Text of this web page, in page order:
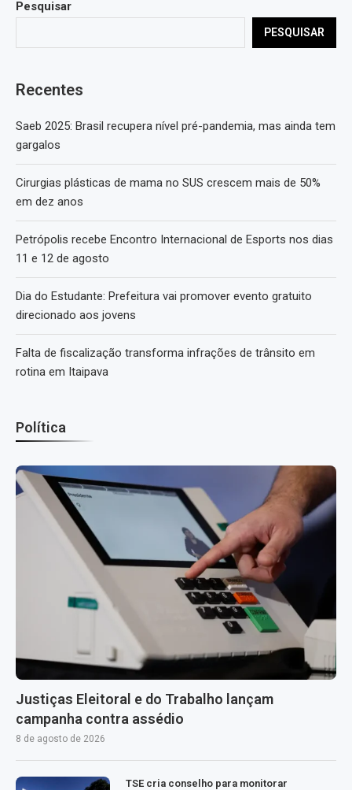
Pesquisar
PESQUISAR
Recentes
Saeb 2025: Brasil recupera nível pré-pandemia, mas ainda tem
gargalos
Cirurgias plásticas de mama no SUS crescem mais de 50%
em dez anos
Petrópolis recebe Encontro Internacional de Esports nos dias
11 e 12 de agosto
Dia do Estudante: Prefeitura vai promover evento gratuito
direcionado aos jovens
Falta de fiscalização transforma infrações de trânsito em
rotina em Itaipava
Política
Justiças Eleitoral e do Trabalho lançam
campanha contra assédio
8 de agosto de 2026
TSE cria conselho para monitorar